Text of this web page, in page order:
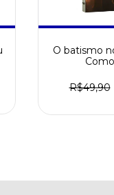
O batismo
R$49,90